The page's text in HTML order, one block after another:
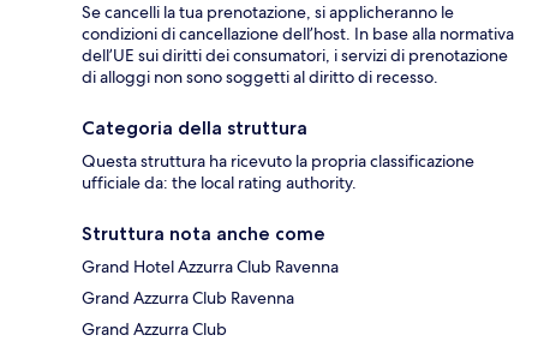
Se cancelli la tua prenotazione, si applicheranno le
condizioni di cancellazione dell’host. In base alla normativa
dell’UE sui diritti dei consumatori, i servizi di prenotazione
di alloggi non sono soggetti al diritto di recesso.
Categoria della struttura
Questa struttura ha ricevuto la propria classificazione
ufficiale da: the local rating authority.
Struttura nota anche come
Grand Hotel Azzurra Club Ravenna
Grand Azzurra Club Ravenna
Grand Azzurra Club